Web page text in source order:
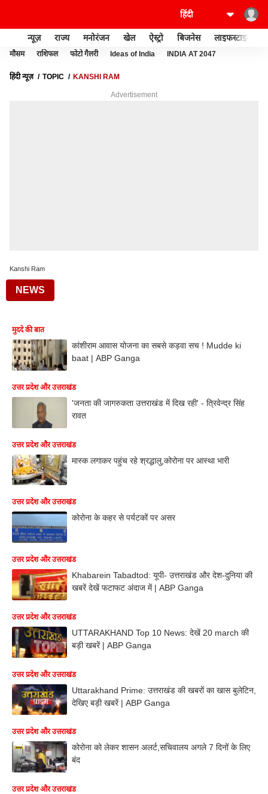
न्यूज़ राज्य मनोरंजन खेल ऐस्ट्रो बिजनेस लाइफस्टाइल
मौसम राशिफल फोटो गैलरी Ideas of India INDIA AT 2047
हिंदी न्यूज़ TOPIC KANSHI RAM
Advertisement
Kanshi Ram
NEWS
मुददे की बात
कांशीराम आवास योजना का सबसे कड़वा सच ! Mudde ki
baat | ABP Ganga
उत्तर प्रदेश और उत्तराखंड
'जनता की जागरुकता उत्तराखंड में दिख रही' - त्रिवेन्द्र सिंह
रावत
उत्तर प्रदेश और उत्तराखंड
मास्क लगाकर पहुंच रहे श्रद्धालु,कोरोना पर आस्था भारी
उत्तर प्रदेश और उत्तराखंड
कोरोना के कहर से पर्यटकों पर असर
उत्तर प्रदेश और उत्तराखंड
Khabarein Tabadtod: यूपी- उत्तराखंड और देश-दुनिया की
खबरें देखें फटाफट अंदाज में | ABP Ganga
उत्तर प्रदेश और उत्तराखंड
UTTARAKHAND Top 10 News: देखें 20 march की
बड़ी खबरें | ABP Ganga
उत्तर प्रदेश और उत्तराखंड
Uttarakhand Prime: उत्तराखंड की खबरों का खास बुलेटिन,
देखिए बड़ी खबरें | ABP Ganga
उत्तर प्रदेश और उत्तराखंड
कोरोना को लेकर शासन अलर्ट,सचिवालय अगले 7 दिनों के लिए
बंद
उत्तर प्रदेश और उत्तराखंड